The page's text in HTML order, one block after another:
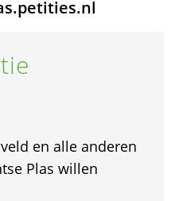
en alle anderen
Plas willen